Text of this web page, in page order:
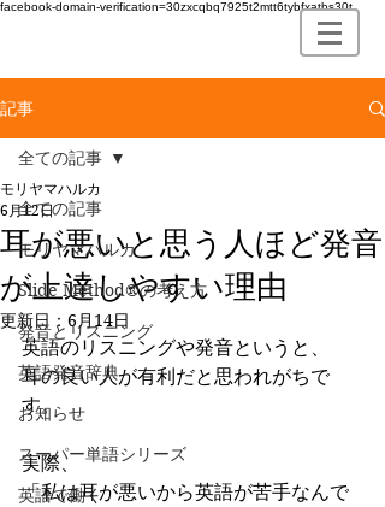
facebook-domain-verification=30zxcqbq7925t2mtt6tybfxatbs30t
記事
全ての記事
モリヤマハルカ
Slide Method®の考え方
発音とリスニング
英語発音辞典
お知らせ
スーパー単語シリーズ
英語で働く
全ての記事
耳が悪いと思う人ほど発音
が上達しやすい理由
モリヤマハルカ
6月12日
更新日： 6月14日
英語のリスニングや発音というと、
耳の良い人が有利だと思われがちで
す。
実際、
「私は耳が悪いから英語が苦手なんで